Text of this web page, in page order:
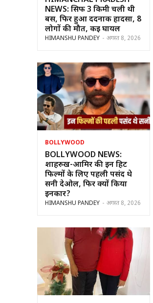
NEWS: सिर्फ 3 किमी चली थी
बस, फिर हुआ दर्दनाक हादसा, 8
लोगों की मौत, कई घायल
HIMANSHU PANDEY - अगस्त 8, 2026
BOLLYWOOD
BOLLYWOOD NEWS:
शाहरुख-आमिर की इन हिट
फिल्मों के लिए पहली पसंद थे
सनी देओल, फिर क्यों किया
इनकार?
HIMANSHU PANDEY - अगस्त 8, 2026